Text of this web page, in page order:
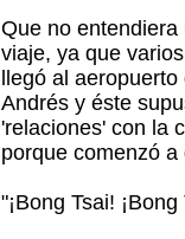
Que no entendiera
viaje, ya que
llegó al
Andrés y éste
'relaciones' con la
porque comenzó a
"¡Bong Tsai! ¡Bong